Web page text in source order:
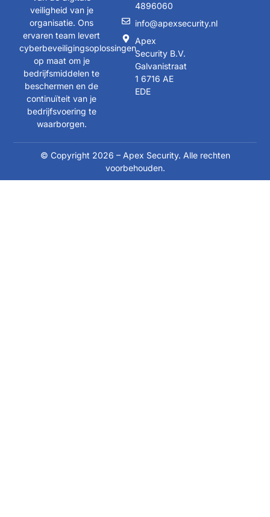
veiligheid van je
organisatie. Ons
ervaren team levert
cyberbeveiligingsoplossingen
op maat om je
bedrijfsmiddelen te
beschermen en de
continuïteit van je
bedrijfsvoering te
waarborgen.
4896060
info@apexsecurity.nl
Apex
Security B.V.
Galvanistraat
1 6716 AE
EDE
© Copyright 2026 – Apex Security. Alle rechten
voorbehouden.